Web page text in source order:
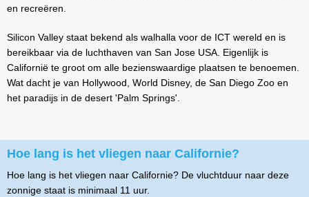
en recreëren.
Silicon Valley staat bekend als walhalla voor de ICT wereld en is
bereikbaar via de luchthaven van San Jose USA. Eigenlijk is
Californië te groot om alle bezienswaardige plaatsen te benoemen.
Wat dacht je van Hollywood, World Disney, de San Diego Zoo en
het paradijs in de desert 'Palm Springs'.
Hoe lang is het vliegen naar Californie?
Hoe lang is het vliegen naar Californie? De vluchtduur naar deze
zonnige staat is minimaal 11 uur.